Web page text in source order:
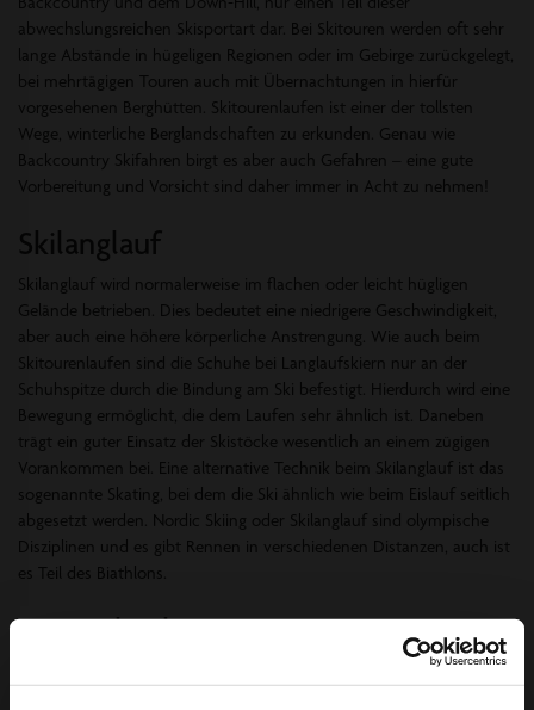
abwechslungsreichen Skisportart dar. Bei Skitouren werden oft sehr
lange Abstände in hügeligen Regionen oder im Gebirge zurückgelegt,
bei mehrtägigen Touren auch mit Übernachtungen in hierfür
vorgesehenen Berghütten. Skitourenlaufen ist einer der tollsten
Wege, winterliche Berglandschaften zu erkunden. Genau wie
Backcountry Skifahren birgt es aber auch Gefahren – eine gute
Vorbereitung und Vorsicht sind daher immer in Acht zu nehmen!
Skilanglauf
Skilanglauf wird normalerweise im flachen oder leicht hügligen
Gelände betrieben. Dies bedeutet eine niedrigere Geschwindigkeit,
aber auch eine höhere körperliche Anstrengung. Wie auch beim
Skitourenlaufen sind die Schuhe bei Langlaufskiern nur an der
Schuhspitze durch die Bindung am Ski befestigt. Hierdurch wird eine
Bewegung ermöglicht, die dem Laufen sehr ähnlich ist. Daneben
trägt ein guter Einsatz der Skistöcke wesentlich an einem zügigen
Vorankommen bei. Eine alternative Technik beim Skilanglauf ist das
sogenannte Skating, bei dem die Ski ähnlich wie beim Eislauf seitlich
abgesetzt werden. Nordic Skiing oder Skilanglauf sind olympische
Disziplinen und es gibt Rennen in verschiedenen Distanzen, auch ist
es Teil des Biathlons.
Freestyle Skiing
Beim Freestyle Skifahren geht es nicht um Geschwindigkeit oder